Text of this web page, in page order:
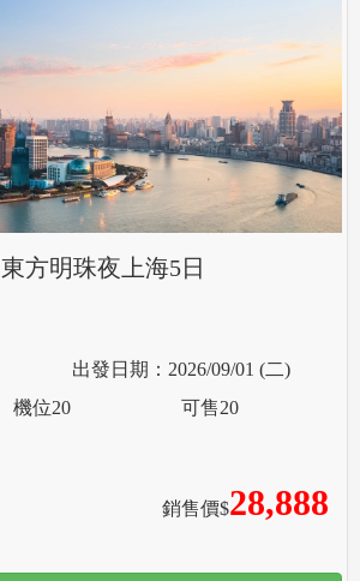
東方明珠夜上海5日
2026/09/01 (二)
銷售價$28,888
機位20 可售20